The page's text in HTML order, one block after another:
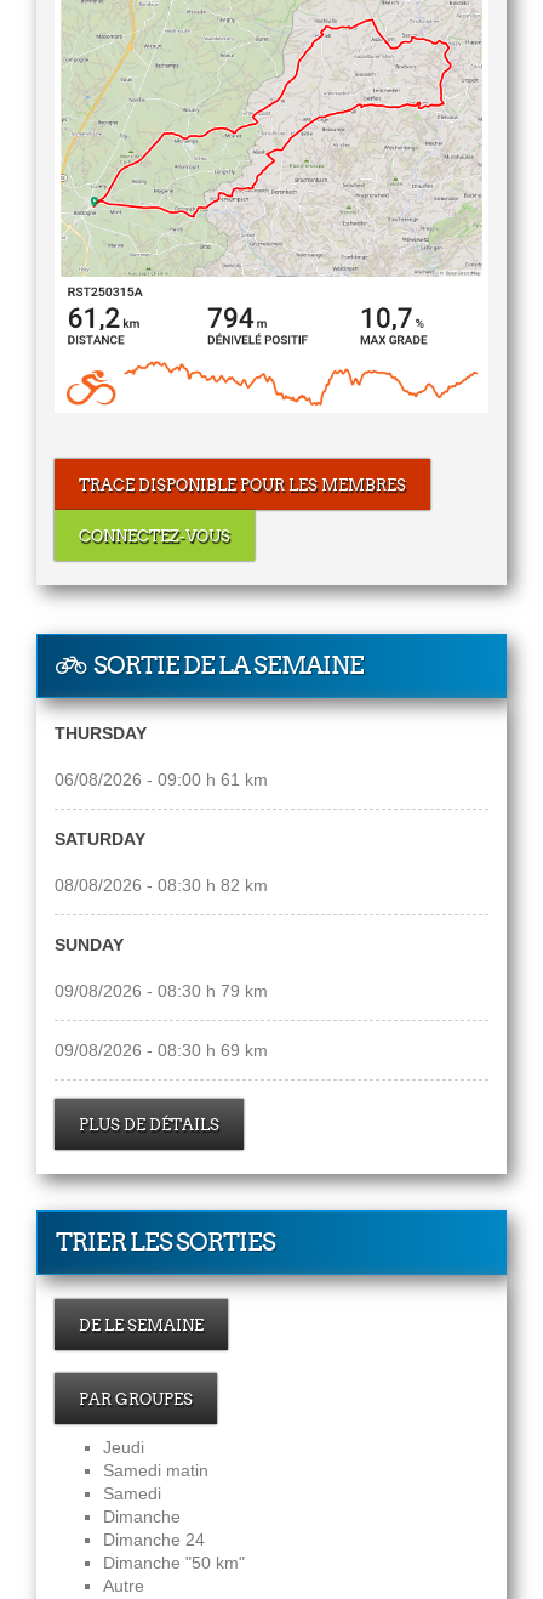
TRACE DISPONIBLE POUR LES MEMBRES
CONNECTEZ-VOUS
SORTIE DE LA SEMAINE
THURSDAY
06/08/2026 - 09:00 h 61 km
SATURDAY
08/08/2026 - 08:30 h 82 km
SUNDAY
09/08/2026 - 08:30 h 79 km
09/08/2026 - 08:30 h 69 km
PLUS DE DÉTAILS
TRIER LES SORTIES
DE LE SEMAINE
PAR GROUPES
Jeudi
Samedi matin
Samedi
Dimanche
Dimanche 24
Dimanche "50 km"
Autre